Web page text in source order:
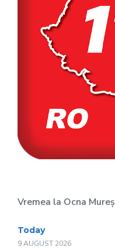
Vremea la Ocna Mureș
Today
9 AUGUST 2026